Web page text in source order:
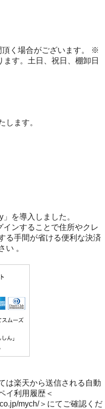
く場合がございます。 ※
す。土日、祝日、棚卸日
します。
を導入しました。
ンすることで住所やクレ
る手間が省ける便利な決済
い 。
は楽天から送信される自動
イ利用履歴＜
mych/＞にてご確認くだ